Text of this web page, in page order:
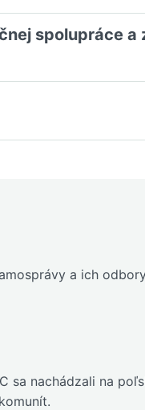
spolupráce a
a ich
sa nachádzali na